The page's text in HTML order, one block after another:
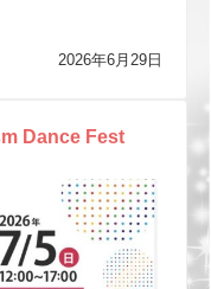
2026年6月29日
Dance Fest